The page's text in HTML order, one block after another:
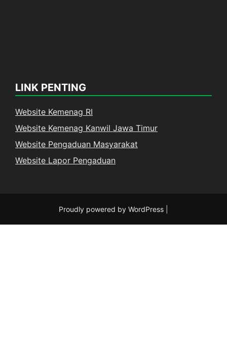
LINK PENTING
Website Kemenag RI
Website Kemenag Kanwil Jawa Timur
Website Pengaduan Masyarakat
Website Lapor Pengaduan
Proudly powered by WordPress